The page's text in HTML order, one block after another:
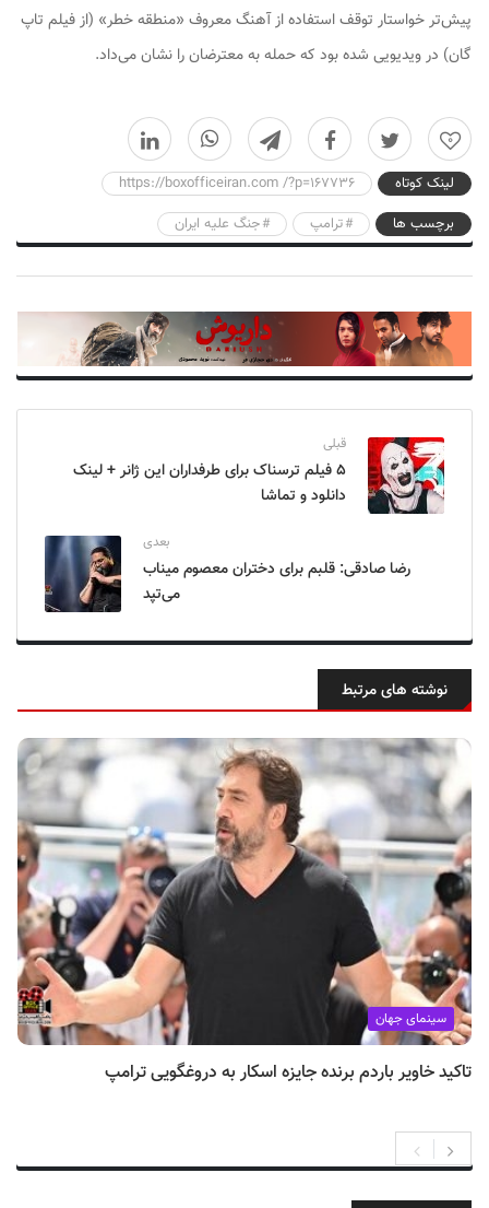
پیش‌تر خواستار توقف استفاده از آهنگ معروف «منطقه خطر» (از فیلم تاپ
گان) در ویدیویی شده بود که حمله به معترضان را نشان می‌داد.
0
لینک کوتاه
https://boxofficeiran.com /?p=167736
برچسب ها
ترامپ جنگ علیه ایران
قبلی
۵ فیلم ترسناک برای طرفداران این ژانر + لینک
دانلود و تماشا
بعدی
رضا صادقی: قلبم برای دختران معصوم میناب
می‌تپد
نوشته های مرتبط
سینمای جهان
تاکید خاویر باردم برنده جایزه اسکار به دروغگویی ترامپ